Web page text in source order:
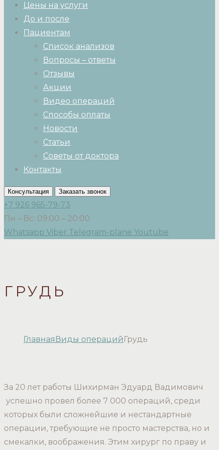
Цены на услуги
До и после
Пациентам
Список анализов
Вопросы – ответы
Отзывы
Акции
Видео операций
Способы оплаты
Новости
Статьи
Советы от доктора
Контакты
Консультация Заказать звонок
+7 926 965-79-73
Пн – Вс: 09:00 – 20:00
Whatsapp Viber Telegram-plane Youtube
ГРУДЬ
ГлавнаяВиды операций Грудь
За 20 лет работы Шихирман Эдуард Вадимович
успешно провел более 7 000 операций, среди
которых были сложнейшие и нестандартные
операции, требующие не просто мастерства, но и
смекалки, воображения. Этим хирург по праву и